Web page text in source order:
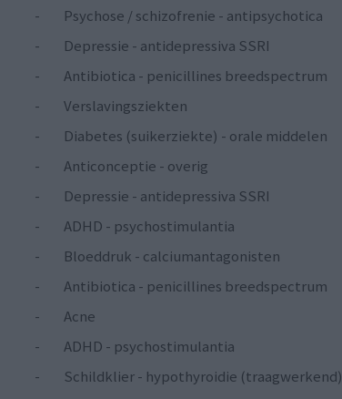
-
Psychose / schizofrenie - antipsychotica
-
Depressie - antidepressiva SSRI
-
Antibiotica - penicillines breedspectrum
-
Verslavingsziekten
-
Diabetes (suikerziekte) - orale middelen
-
Anticonceptie - overig
-
Depressie - antidepressiva SSRI
-
ADHD - psychostimulantia
-
Bloeddruk - calciumantagonisten
-
Antibiotica - penicillines breedspectrum
-
Acne
-
ADHD - psychostimulantia
- Schildklier - hypothyroidie (traagwerkend)